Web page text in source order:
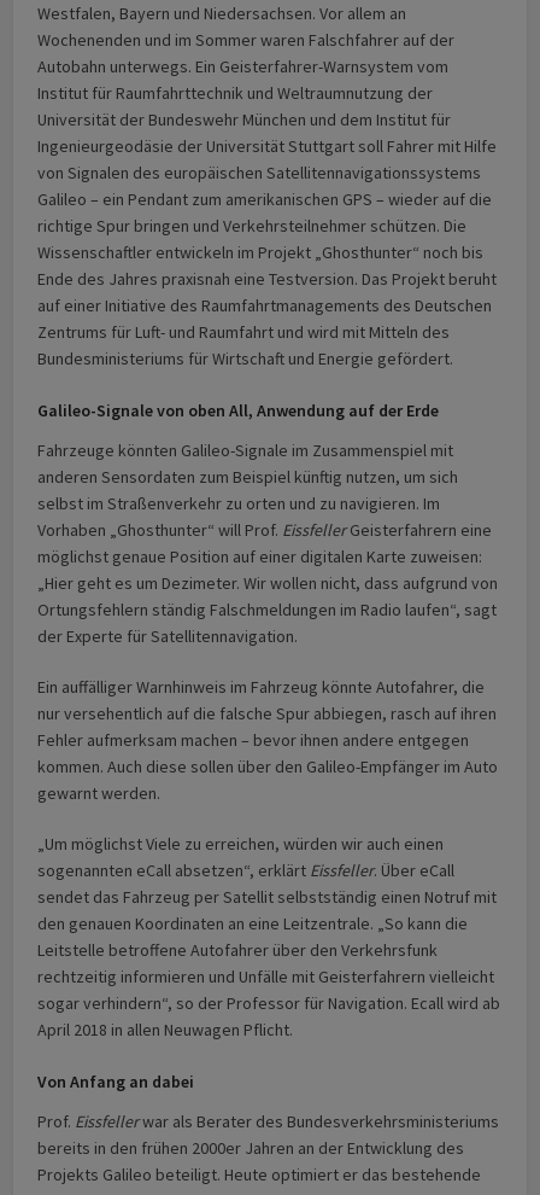
Westfalen, Bayern und Niedersachsen. Vor allem an
Wochenenden und im Sommer waren Falschfahrer auf der
Autobahn unterwegs. Ein Geisterfahrer-Warnsystem vom
Institut für Raumfahrttechnik und Weltraumnutzung der
Universität der Bundeswehr München und dem Institut für
Ingenieurgeodäsie der Universität Stuttgart soll Fahrer mit Hilfe
von Signalen des europäischen Satellitennavigationssystems
Galileo – ein Pendant zum amerikanischen GPS – wieder auf die
richtige Spur bringen und Verkehrsteilnehmer schützen. Die
Wissenschaftler entwickeln im Projekt „Ghosthunter“ noch bis
Ende des Jahres praxisnah eine Testversion. Das Projekt beruht
auf einer Initiative des Raumfahrtmanagements des Deutschen
Zentrums für Luft- und Raumfahrt und wird mit Mitteln des
Bundesministeriums für Wirtschaft und Energie gefördert.
Galileo-Signale von oben All, Anwendung auf der Erde
Fahrzeuge könnten Galileo-Signale im Zusammenspiel mit
anderen Sensordaten zum Beispiel künftig nutzen, um sich
selbst im Straßenverkehr zu orten und zu navigieren. Im
Vorhaben „Ghosthunter“ will Prof. EissfellerGeisterfahrern eine
möglichst genaue Position auf einer digitalen Karte zuweisen:
„Hier geht es um Dezimeter. Wir wollen nicht, dass aufgrund von
Ortungsfehlern ständig Falschmeldungen im Radio laufen“, sagt
der Experte für Satellitennavigation.
Ein auffälliger Warnhinweis im Fahrzeug könnte Autofahrer, die
nur versehentlich auf die falsche Spur abbiegen, rasch auf ihren
Fehler aufmerksam machen – bevor ihnen andere entgegen
kommen. Auch diese sollen über den Galileo-Empfänger im Auto
gewarnt werden.
„Um möglichst Viele zu erreichen, würden wir auch einen
sogenannten eCall absetzen“, erklärt Eissfeller. Über eCall
sendet das Fahrzeug per Satellit selbstständig einen Notruf mit
den genauen Koordinaten an eine Leitzentrale. „So kann die
Leitstelle betroffene Autofahrer über den Verkehrsfunk
rechtzeitig informieren und Unfälle mit Geisterfahrern vielleicht
sogar verhindern“, so der Professor für Navigation. Ecall wird ab
April 2018 in allen Neuwagen Pflicht.
Von Anfang an dabei
Prof. Eissfellerwar als Berater des Bundesverkehrsministeriums
bereits in den frühen 2000er Jahren an der Entwicklung des
Projekts Galileo beteiligt. Heute optimiert er das bestehende